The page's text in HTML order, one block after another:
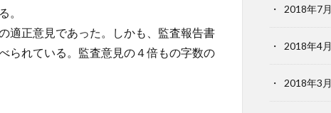
。
適正意見であった。しかも、監査報告書
られている。監査意見の４倍もの字数の
2018年7月
2018年4月
2018年3月